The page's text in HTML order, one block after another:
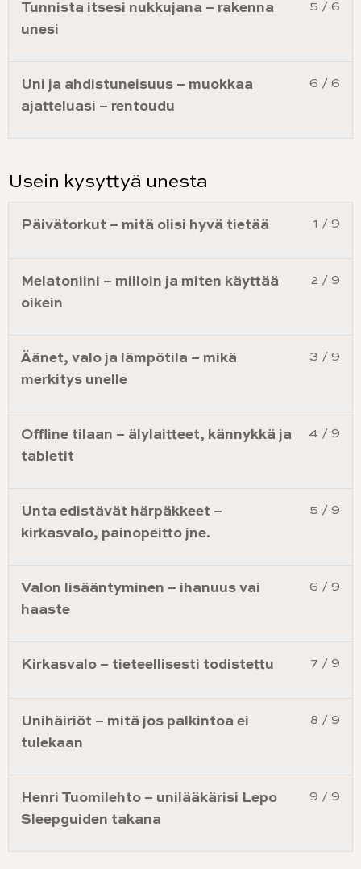
5 / 6
Tunnista itsesi nukkujana – rakenna
unesi
6 / 6
Uni ja ahdistuneisuus – muokkaa
ajatteluasi – rentoudu
Usein kysyttyä unesta
1 / 9
Päivätorkut – mitä olisi hyvä tietää
2 / 9
Melatoniini – milloin ja miten käyttää
oikein
3 / 9
Äänet, valo ja lämpötila – mikä
merkitys unelle
4 / 9
Offline tilaan – älylaitteet, kännykkä ja
tabletit
5 / 9
Unta edistävät härpäkkeet –
kirkasvalo, painopeitto jne.
6 / 9
Valon lisääntyminen – ihanuus vai
haaste
7 / 9
Kirkasvalo – tieteellisesti todistettu
8 / 9
Unihäiriöt – mitä jos palkintoa ei
tulekaan
9 / 9
Henri Tuomilehto – unilääkärisi Lepo
Sleepguiden takana